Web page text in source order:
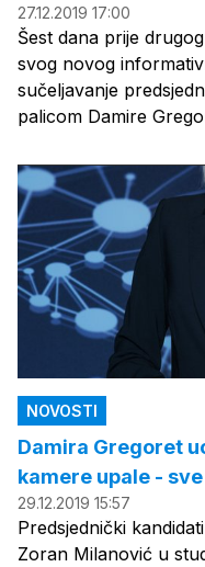
27.12.2019 17:00
Šest dana prije
svog novog
sučeljavanje
palicom Damire
NOVOSTI
Damira Gregoret
kamere upale -
29.12.2019 15:57
Predsjednički
Zoran Milanović u